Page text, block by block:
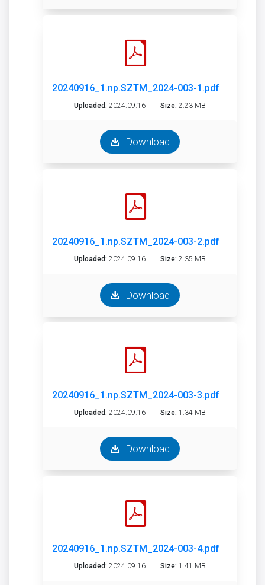
20240916_1.np.SZTM_2024-003-1.pdf
Uploaded: 2024.09.16 Size: 2.23 MB
Download
20240916_1.np.SZTM_2024-003-2.pdf
Uploaded: 2024.09.16 Size: 2.35 MB
Download
20240916_1.np.SZTM_2024-003-3.pdf
Uploaded: 2024.09.16 Size: 1.34 MB
Download
20240916_1.np.SZTM_2024-003-4.pdf
Uploaded: 2024.09.16 Size: 1.41 MB